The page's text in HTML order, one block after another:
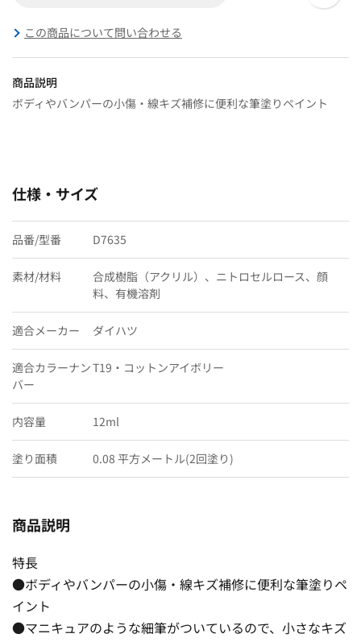
この商品について問い合わせる
商品説明
ボディやバンパーの小傷・線キズ補修に便利な筆塗りペイント
仕様・サイズ
品番/型番 D7635
素材/材料
合成樹脂（アクリル）、ニトロセルロース、顔
料、有機溶剤
適合メーカー ダイハツ
適合カラーナン
バー
T19・コットンアイボリー
内容量 12ml
塗り面積 0.08 平方メートル(2回塗り)
商品説明
特長
●ボディやバンパーの小傷・線キズ補修に便利な筆塗りペ
イント
●マニキュアのような細筆がついているので、小さなキズ